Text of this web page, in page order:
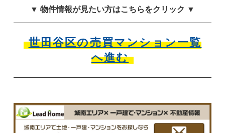
▼ 物件情報が見たい方はこちらをクリック ▼
世田谷区の売買マンション一覧
へ進む